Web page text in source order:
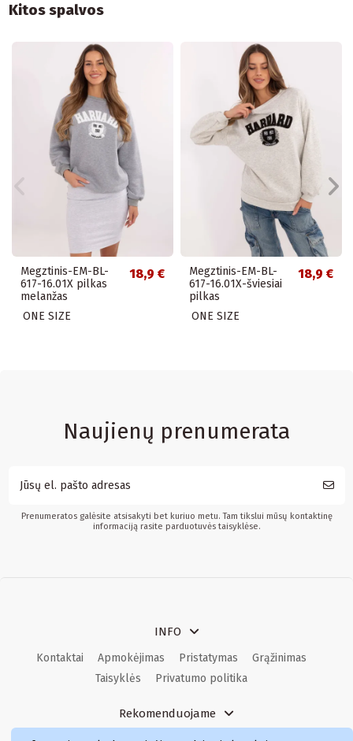
Kitos spalvos
Megztinis-EM-BL-
617-16.01X pilkas
melanžas
18,9 €
ONE SIZE
Megztinis-EM-BL-
617-16.01X-šviesiai
pilkas
18,9 €
ONE SIZE
Naujienų prenumerata
Prenumeratos galėsite atsisakyti bet kuriuo metu. Tam tikslui mūsų kontaktinę
informaciją rasite parduotuvės taisyklėse.
INFO
Kontaktai Apmokėjimas Pristatymas
Grąžinimas
Taisyklės
Privatumo politika
Rekomenduojame